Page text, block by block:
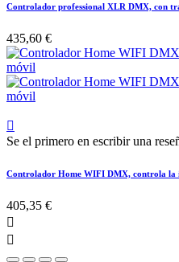
Controlador professional XLR DMX, con
435,60 €

Se el primero en escribir una
Controlador Home WIFI DMX, controla la
405,35 €

